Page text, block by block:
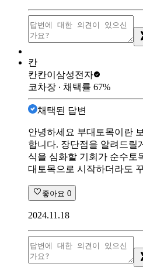
칸
칸칸이 삼성전자
코차장 ∙ 채택률 67%
채택된 답변
안녕하세요 부대토목이란
합니다. 장단점을 알려드릴
식을 심화할 기회가 순수토
대토목으로 시작하더라도
좋아요 0
2024.11.18